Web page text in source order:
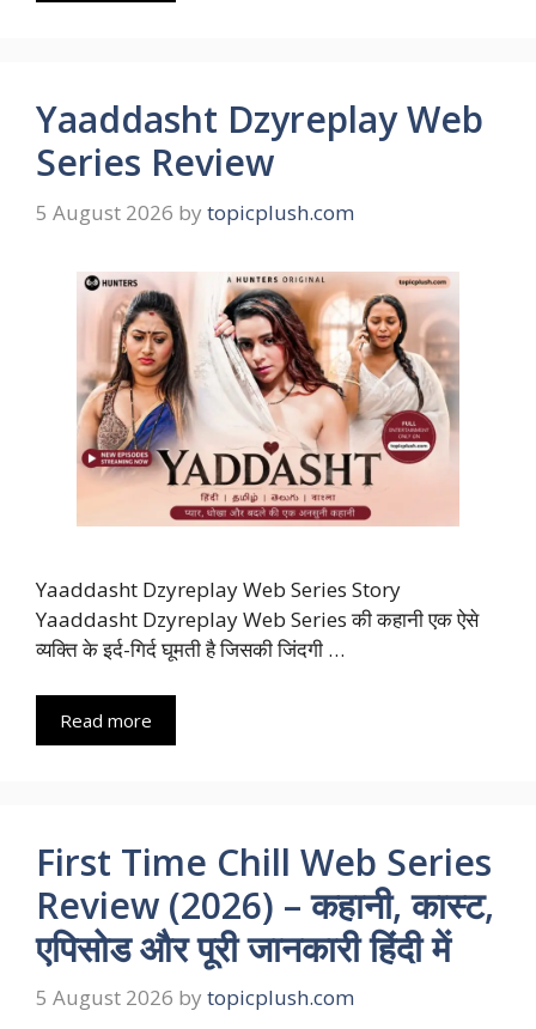
Yaaddasht Dzyreplay Web
Series Review
5 August 2026 by topicplush.com
Yaaddasht Dzyreplay Web Series Story
Yaaddasht Dzyreplay Web Series की कहानी एक ऐसे
व्यक्ति के इर्द-गिर्द घूमती है जिसकी जिंदगी …
Read more
First Time Chill Web Series
Review (2026) – कहानी, कास्ट,
एपिसोड और पूरी जानकारी हिंदी में
5 August 2026 by topicplush.com